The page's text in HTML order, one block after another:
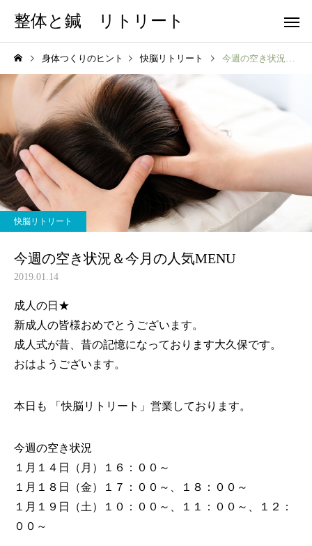
整体と鍼 リトリート
身体つくりのヒント 快脳リトリート 今週の空き状況＆今月の人気MENU
快脳リトリート
今週の空き状況＆今月の人気MENU
2019.01.14
成人の日★
新成人の皆様おめでとうございます。
成人式が昔、昔の記憶になっております大久保です。
おはようございます。
本日も 「快脳リトリート」営業しております。
今週の空き状況
１月１４日（月）１６：００～
１月１８日（金）１７：００～、１８：００～
１月１９日（土）１０：００～、１１：００～、１２：
００～